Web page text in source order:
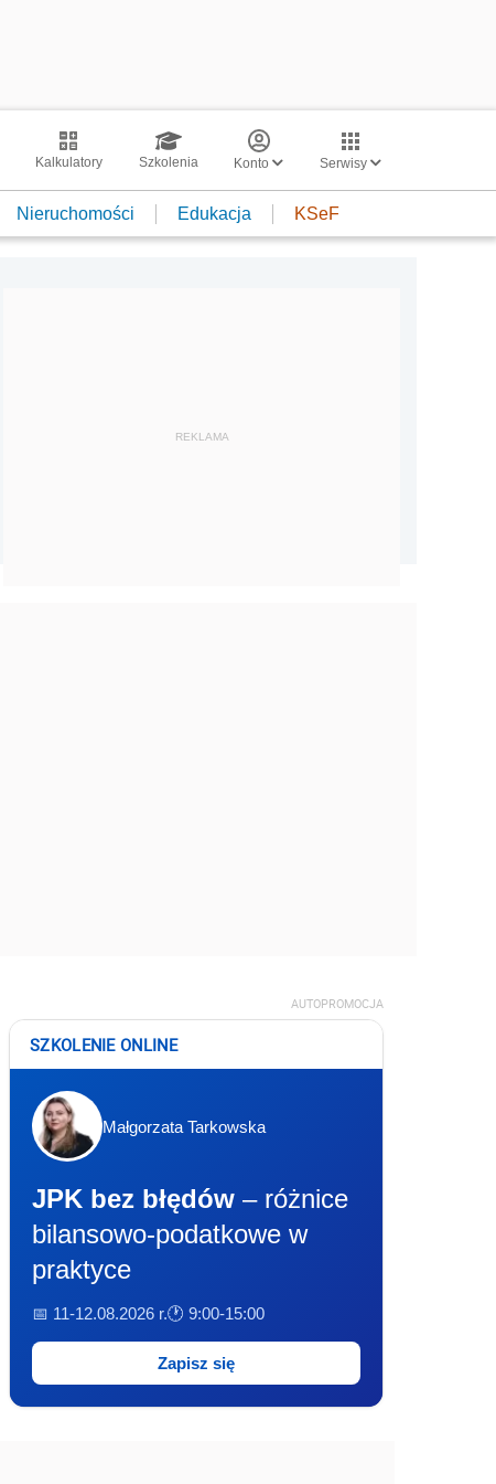
Kalkulatory Szkolenia Konto Serwisy
Nieruchomości Edukacja KSeF
REKLAMA
AUTOPROMOCJA
SZKOLENIE ONLINE
Małgorzata Tarkowska
JPK bez błędów – różnice
bilansowo-podatkowe w
praktyce
📅 11-12.08.2026 r.🕐 9:00-15:00
Zapisz się